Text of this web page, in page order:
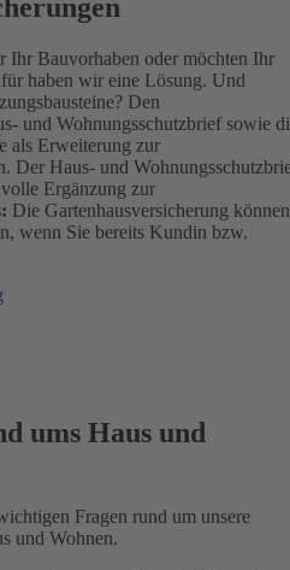
Ihr Bauvorhaben oder möchten Ihr
haben wir eine Lösung. Und
Den
und Wohnungsschutzbrief sowie
als Erweiterung zur
Der Haus- und
Ergänzung zur
Die Gartenhausversicherung können
wenn Sie bereits Kundin bzw.
ums Haus und
Fragen rund um unsere
und Wohnen.